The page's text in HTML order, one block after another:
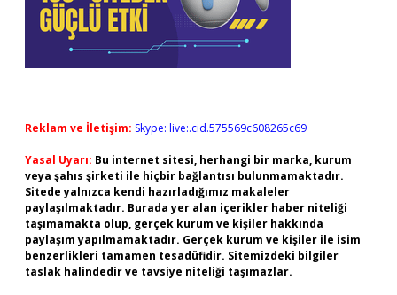
Reklam ve İletişim: Skype: live:.cid.575569c608265c69
Yasal Uyarı: Bu internet sitesi, herhangi bir marka, kurum
veya şahıs şirketi ile hiçbir bağlantısı bulunmamaktadır.
Sitede yalnızca kendi hazırladığımız makaleler
paylaşılmaktadır. Burada yer alan içerikler haber niteliği
taşımamakta olup, gerçek kurum ve kişiler hakkında
paylaşım yapılmamaktadır. Gerçek kurum ve kişiler ile isim
benzerlikleri tamamen tesadüfidir. Sitemizdeki bilgiler
taslak halindedir ve tavsiye niteliği taşımazlar.